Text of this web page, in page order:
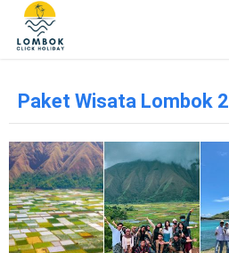
Paket Wisata Lombok